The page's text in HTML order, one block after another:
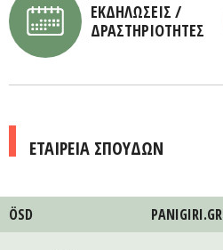
ΕΚΔΗΛΩΣΕΙΣ /
ΔΡΑΣΤΗΡΙΟΤΗΤΕΣ
ΕΤΑΙΡΕΙΑ ΣΠΟΥΔΩΝ
ÖSD PANIGIRI.GR